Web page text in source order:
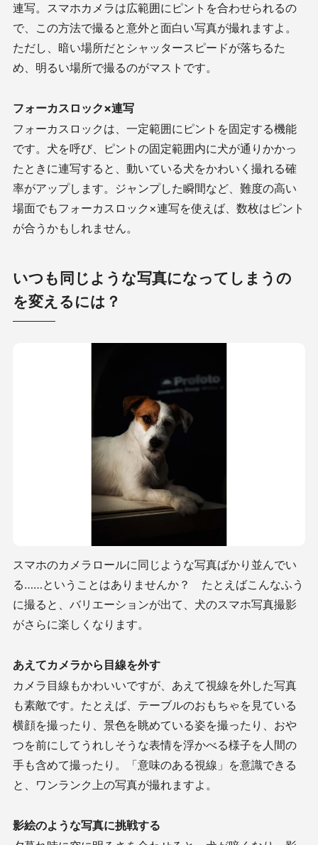
連写。スマホカメラは広範囲にピントを合わせられるの
で、この方法で撮ると意外と面白い写真が撮れますよ。
ただし、暗い場所だとシャッタースピードが落ちるた
め、明るい場所で撮るのがマストです。
フォーカスロック×連写
フォーカスロックは、一定範囲にピントを固定する機能
です。犬を呼び、ピントの固定範囲内に犬が通りかかっ
たときに連写すると、動いている犬をかわいく撮れる確
率がアップします。ジャンプした瞬間など、難度の高い
場面でもフォーカスロック×連写を使えば、数枚はピント
が合うかもしれません。
いつも同じような写真になってしまうの
を変えるには？
スマホのカメラロールに同じような写真ばかり並んでい
る……ということはありませんか？ たとえばこんなふう
に撮ると、バリエーションが出て、犬のスマホ写真撮影
がさらに楽しくなります。
あえてカメラから目線を外す
カメラ目線もかわいいですが、あえて視線を外した写真
も素敵です。たとえば、テーブルのおもちゃを見ている
横顔を撮ったり、景色を眺めている姿を撮ったり、おや
つを前にしてうれしそうな表情を浮かべる様子を人間の
手も含めて撮ったり。「意味のある視線」を意識できる
と、ワンランク上の写真が撮れますよ。
影絵のような写真に挑戦する